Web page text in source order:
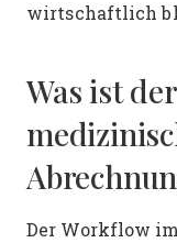
wirtschaftlich
Was ist
Der Workflow